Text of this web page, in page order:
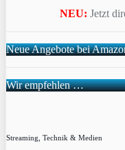
NEU: Jetzt
Neue Angebote bei
Wir empfehlen …
Streaming, Technik & Medien